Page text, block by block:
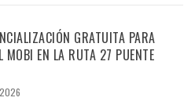
GRATUITA PARA
MOBI EN LA RUTA 27 PUENTE